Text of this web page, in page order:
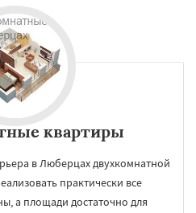
квартиры
в Люберцах двухкомнатной
практически все
а площади достаточно для